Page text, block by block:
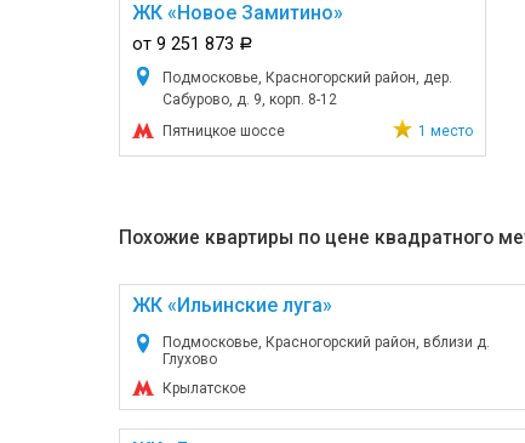
ЖК «Новое Замитино»
от 9 251 873 a
Подмосковье, Красногорский район, дер.
Сабурово, д. 9, корп. 8-12
Пятницкое шоссе
1 место
Похожие квартиры по цене квадратного
ЖК «Ильинские луга»
Подмосковье, Красногорский район, вблизи д.
Глухово
Крылатское